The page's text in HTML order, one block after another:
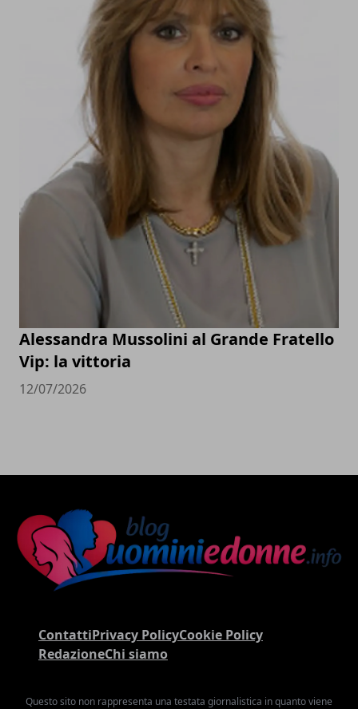
Alessandra Mussolini al Grande Fratello
Vip: la vittoria
12/07/2026
ContattiPrivacy PolicyCookie Policy
RedazioneChi siamo
Questo sito non rappresenta una testata giornalistica in quanto viene